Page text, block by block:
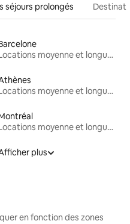
séjours prolongés
Locations moyenne et longue durée
Locations moyenne et longue durée
Locations moyenne et longue durée
plus
en fonction des zones